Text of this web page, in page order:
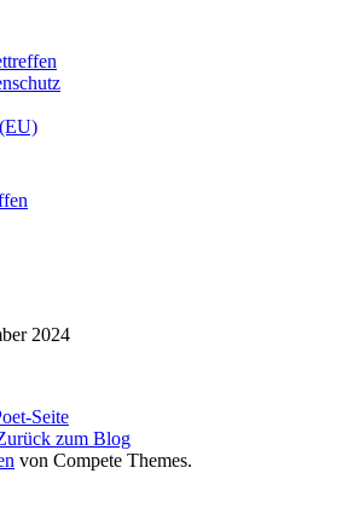
2024
Seite
zum Blog
von Compete Themes.